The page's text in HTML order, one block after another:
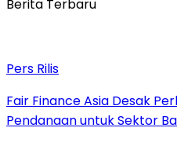
Berita Terbaru
Pers Rilis
Fair Finance Asia Desak
Pendanaan untuk Sektor